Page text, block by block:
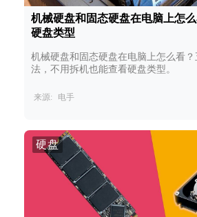
机械硬盘和固态硬盘在电脑上怎
硬盘类型
机械硬盘和固态硬盘在电脑上怎么看
法，不用拆机也能查看硬盘类型。
来源: 电手
硬盘